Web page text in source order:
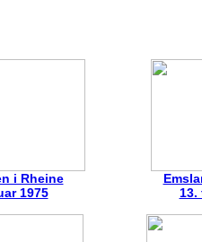
i Rheine
1975
13.